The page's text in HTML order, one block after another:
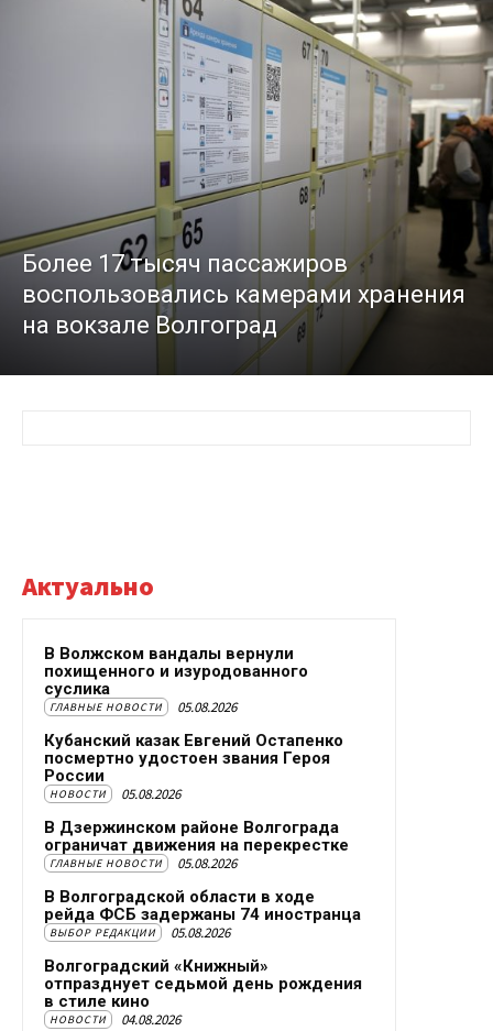
Более 17 тысяч пассажиров
воспользовались камерами хранения
на вокзале Волгоград
Актуально
В Волжском вандалы вернули
похищенного и изуродованного
суслика
ГЛАВНЫЕ НОВОСТИ 05.08.2026
Кубанский казак Евгений Остапенко
посмертно удостоен звания Героя
России
НОВОСТИ 05.08.2026
В Дзержинском районе Волгограда
ограничат движения на перекрестке
ГЛАВНЫЕ НОВОСТИ 05.08.2026
В Волгоградской области в ходе
рейда ФСБ задержаны 74 иностранца
ВЫБОР РЕДАКЦИИ 05.08.2026
Волгоградский «Книжный»
отпразднует седьмой день рождения
в стиле кино
НОВОСТИ 04.08.2026